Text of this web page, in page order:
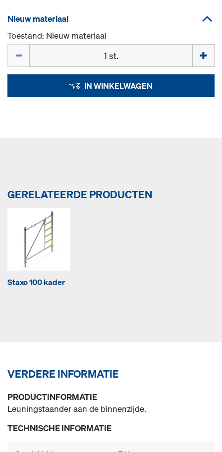
Nieuw materiaal
Toestand: Nieuw materiaal
IN WINKELWAGEN
GERELATEERDE PRODUCTEN
Staxo 100 kader
VERDERE INFORMATIE
PRODUCTINFORMATIE
Leuningstaander aan de binnenzijde.
TECHNISCHE INFORMATIE